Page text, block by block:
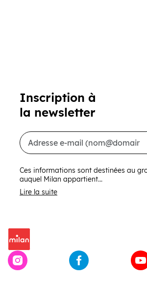
Inscription à
la newsletter
Ces informations sont destinées au
auquel Milan appartient...
Lire la suite